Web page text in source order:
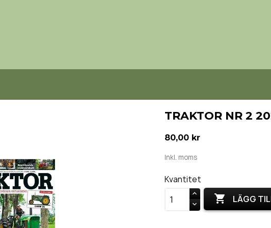
TRAKTOR NR 2
80,00 kr
Inkl. moms
Kvantitet
 LÄGG